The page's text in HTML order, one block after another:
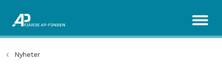
Nyheter